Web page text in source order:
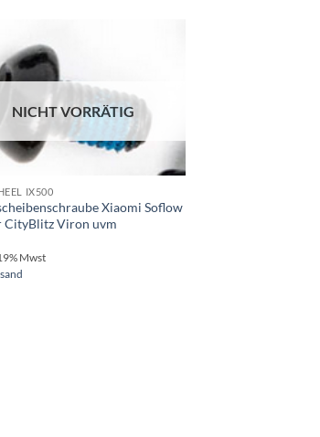
NICHT VORRÄTIG
IX500
Xiaomi Soflow
CityBlitz Viron uvm
Mwst